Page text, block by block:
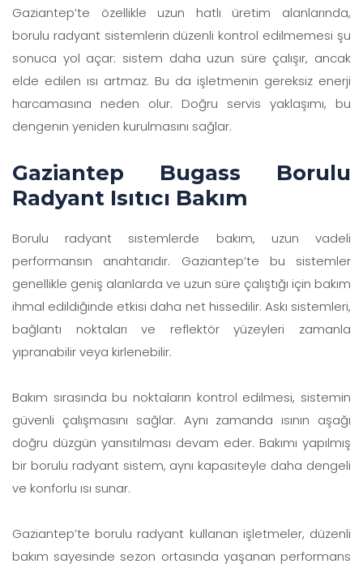
Gaziantep’te özellikle uzun hatlı üretim alanlarında,
borulu radyant sistemlerin düzenli kontrol edilmemesi şu
sonuca yol açar: sistem daha uzun süre çalışır, ancak
elde edilen ısı artmaz. Bu da işletmenin gereksiz enerji
harcamasına neden olur. Doğru servis yaklaşımı, bu
dengenin yeniden kurulmasını sağlar.
Gaziantep Bugass Borulu
Radyant Isıtıcı Bakım
Borulu radyant sistemlerde bakım, uzun vadeli
performansın anahtarıdır. Gaziantep’te bu sistemler
genellikle geniş alanlarda ve uzun süre çalıştığı için bakım
ihmal edildiğinde etkisi daha net hissedilir. Askı sistemleri,
bağlantı noktaları ve reflektör yüzeyleri zamanla
yıpranabilir veya kirlenebilir.
Bakım sırasında bu noktaların kontrol edilmesi, sistemin
güvenli çalışmasını sağlar. Aynı zamanda ısının aşağı
doğru düzgün yansıtılması devam eder. Bakımı yapılmış
bir borulu radyant sistem, aynı kapasiteyle daha dengeli
ve konforlu ısı sunar.
Gaziantep’te borulu radyant kullanan işletmeler, düzenli
bakım sayesinde sezon ortasında yaşanan performans